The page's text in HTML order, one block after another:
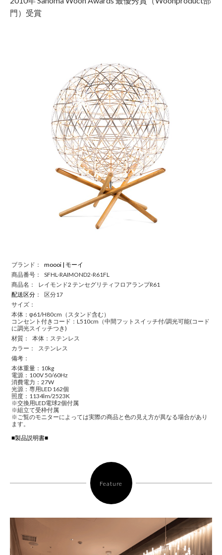
門）受賞
ブランド：
moooi | モーイ
商品番号：
SFHL-RAIMOND2-R61FL
商品名：
レイモンド2 テンセグリティフロアランプR61
配送区分 ：
区分17
サイズ：
本体：φ61/H80cm（スタンド含む）
コンセント付きコード：L510cm（中間フットスイッチ付/調光可能(コード
に調光スイッチつき)
材質：
本体：ステンレス
カラー：
ステンレス
備考：
本体重量：10kg
電源：100V 50/60Hz
消費電力：27W
光源：専用LED 162個
照度：1134lm/2523K
※交換用LED電球2個付属
※組立て受枠付属
※ご覧のモニターによっては実際の商品と色の見え方が異なる場合があり
ます。
■製品説明書■
Feature